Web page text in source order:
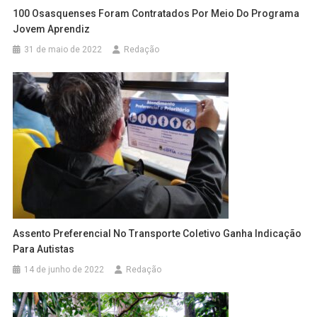
100 Osasquenses Foram Contratados Por Meio Do Programa
Jovem Aprendiz
31 de maio de 2022 Redação
Assento Preferencial No Transporte Coletivo Ganha Indicação
Para Autistas
14 de junho de 2022 Redação